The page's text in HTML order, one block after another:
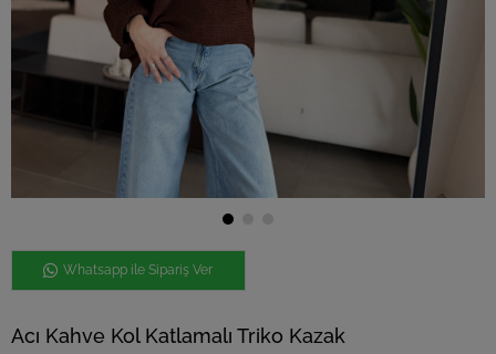
Whatsapp ile Sipariş Ver
Acı Kahve Kol Katlamalı Triko Kazak